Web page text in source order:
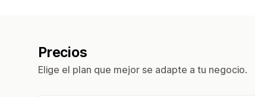
Precios
Elige el plan que mejor se adapte a tu negocio.